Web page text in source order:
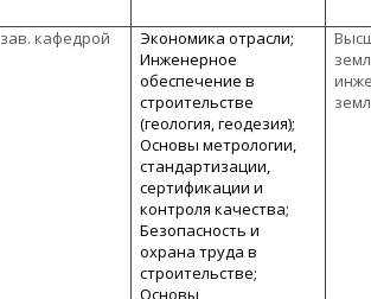
зав. кафедрой
Экономика отрасли;
Инженерное
обеспечение в
строительстве
(геология, геодезия);
Основы метрологии,
стандартизации,
сертификации и
контроля качества;
Безопасность и
охрана труда в
строительстве;
Основы